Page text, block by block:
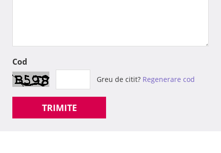
Cod
Greu de citit? Regenerare cod
TRIMITE